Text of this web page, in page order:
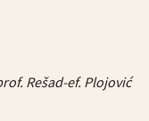
Rešad-ef. Plojović